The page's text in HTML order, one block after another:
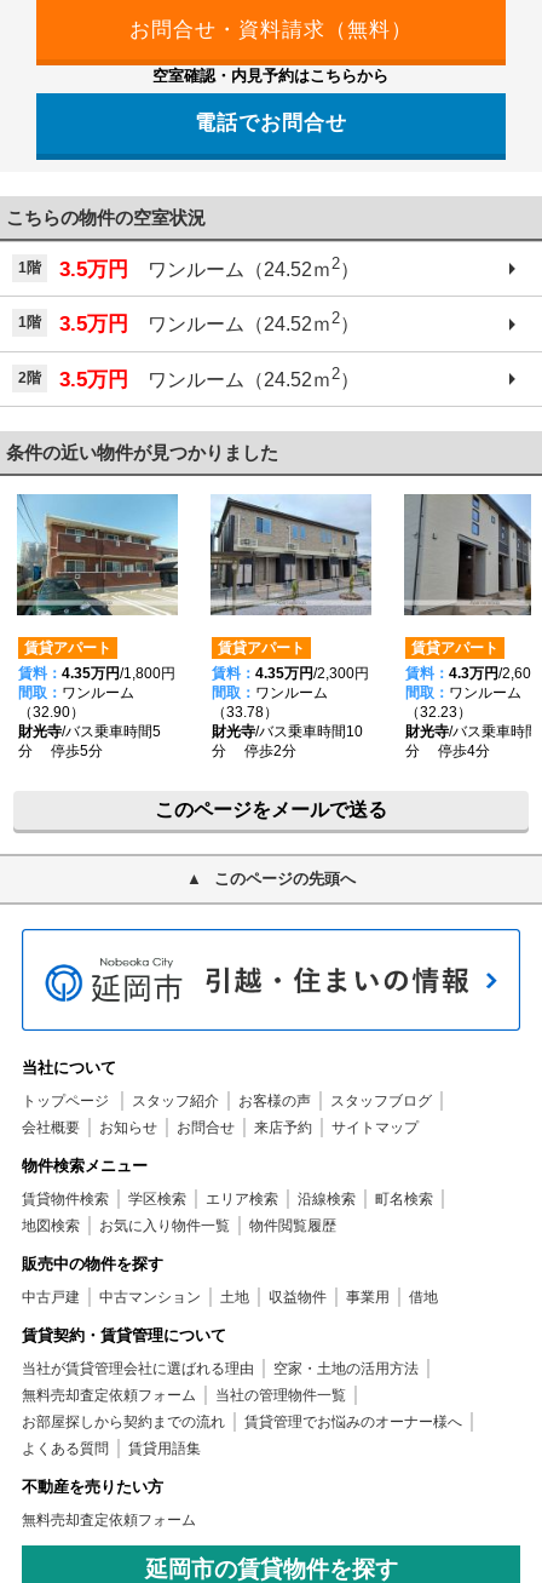
空室確認・内見予約はこちらから
電話でお問合せ
こちらの物件の空室状況
1階 3.5万円 ワンルーム（24.52ｍ2）
1階 3.5万円 ワンルーム（24.52ｍ2）
2階 3.5万円 ワンルーム（24.52ｍ 2）
条件の近い物件が見つかりました
賃貸アパート
賃料： 4.35万円/1,800円
間取： ワンルーム
（32.90）
財光寺/バス乗車時間5
分 停歩5分
賃貸アパート
賃料： 4.35万円/2,300円
間取： ワンルーム
（33.78）
財光寺/バス乗車時間10
分 停歩2分
賃貸アパート
賃料： 4.3万円/2,600
間取： ワンルーム
（32.23）
財光寺/バス乗車時
分 停歩4分
このページをメールで送る
このページの先頭へ
当社について
トップページ スタッフ紹介 お客様の声
スタッフブログ
会社概要
お知らせ お問合せ 来店予約 サイトマップ
物件検索メニュー
賃貸物件検索 学区検索 エリア検索 沿線検索
町名検索
地図検索
お気に入り物件一覧 物件閲覧履歴
販売中の物件を探す
中古戸建 中古マンション 土地 収益物件 事業用 借地
賃貸契約・賃貸管理について
当社が賃貸管理会社に選ばれる理由
空家・土地の活用方法
無料売却査定依頼フォーム
当社の管理物件一覧
お部屋探しから契約までの流れ
賃貸管理でお悩みのオーナー様へ
よくある質問
賃貸用語集
不動産を売りたい方
無料売却査定依頼フォーム
延岡市の賃貸物件を探す